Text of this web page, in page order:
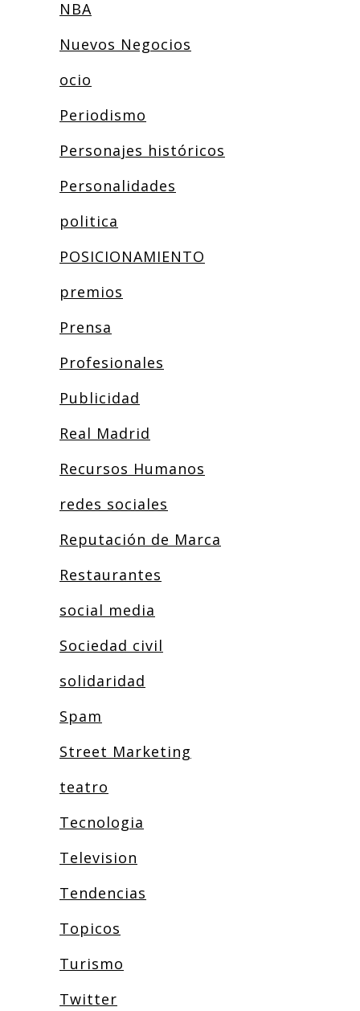
NBA
Nuevos Negocios
ocio
Periodismo
Personajes históricos
Personalidades
politica
POSICIONAMIENTO
premios
Prensa
Profesionales
Publicidad
Real Madrid
Recursos Humanos
redes sociales
Reputación de Marca
Restaurantes
social media
Sociedad civil
solidaridad
Spam
Street Marketing
teatro
Tecnologia
Television
Tendencias
Topicos
Turismo
Twitter